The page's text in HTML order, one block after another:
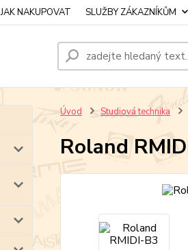
JAK NAKUPOVAT SLUŽBY ZÁKAZNÍKŮM
Úvod Studiová technika
Roland